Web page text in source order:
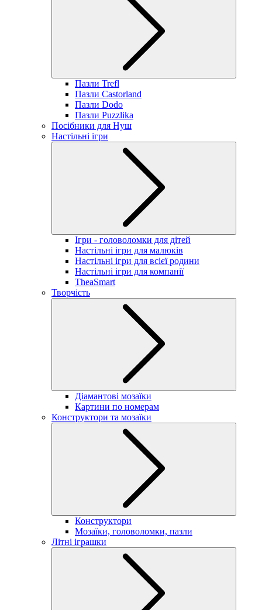
Пазли Trefl
Пазли Castorland
Пазли Dodo
Пазли Puzzlika
Посібники для Нуш
Настільні ігри
Ігри - головоломки для дітей
Настільні ігри для малюків
Настільні ігри для всієї родини
Настільні ігри для компанії
TheaSmart
Творчість
Діамантові мозаїки
Картини по номерам
Конструктори та мозаїки
Конструктори
Мозаїки, головоломки, пазли
Літні іграшки